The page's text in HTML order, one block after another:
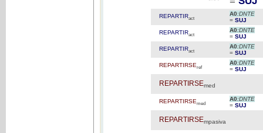
REPARTIRact
A0:DNTE
= SUJ
REPARTIRact
A0:DNTE
= SUJ
REPARTIRact
A0:DNTE
= SUJ
REPARTIRSEref
A0:DNTE
= SUJ
REPARTIRSEmed
REPARTIRSEmed
A0:DNTE
= SUJ
REPARTIRSEmpasiva